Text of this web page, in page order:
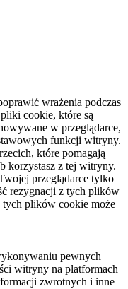
wrażenia podczas
cookie, które są
w przeglądarce,
funkcji witryny.
które pomagają
korzystasz z tej witryny.
przeglądarce tylko
rezygnacji z tych plików
tych plików cookie może
pewnych
witryny na platformach
zwrotnych i inne